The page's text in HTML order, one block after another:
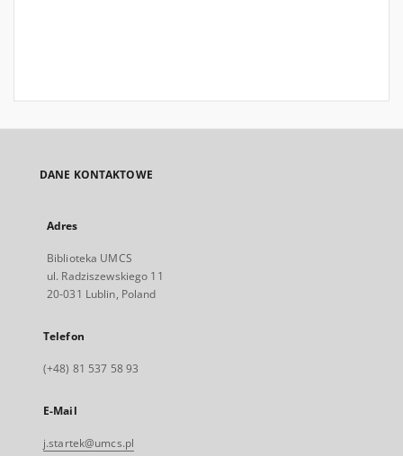
DANE KONTAKTOWE
Adres
Biblioteka UMCS
ul. Radziszewskiego 11
20-031 Lublin, Poland
Telefon
(+48) 81 537 58 93
E-Mail
j.startek@umcs.pl